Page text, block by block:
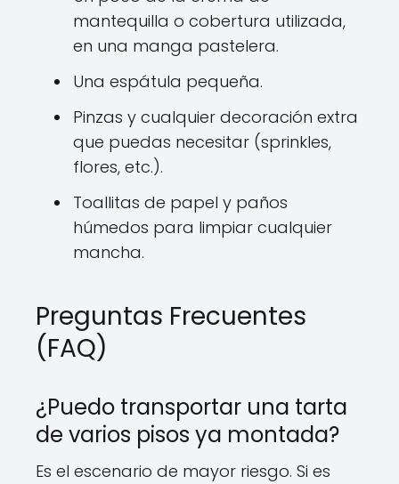
mantequilla o cobertura utilizada,
en una manga pastelera.
Una espátula pequeña.
Pinzas y cualquier decoración extra
que puedas necesitar (sprinkles,
flores, etc.).
Toallitas de papel y paños
húmedos para limpiar cualquier
mancha.
Preguntas Frecuentes
(FAQ)
¿Puedo transportar una tarta
de varios pisos ya montada?
Es el escenario de mayor riesgo. Si es